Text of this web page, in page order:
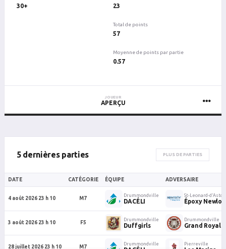
30+ 23
Total de points
57
Moyenne de points par partie
0.57
JOUEUR
APERÇU
5 dernières parties PLUS DE PARTIES
DATE CATÉGORIE ÉQUIPE ADVERSAIRE
4 août 2026 23 h 10 M7
Drummondville
DACÉLI
St-Leonard-d’Aston
Époxy
3 août 2026 23 h 10 F5
Drummondville
Duffgirls
Drummondville
Grand Royal
28 juillet 2026 23 h 10 M7
Drummondville Pierreville